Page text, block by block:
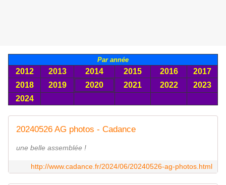
Par année
2012 2013 2014 2015 2016
2017
2018
2019 2020 2021 2022
2023
2024
20240526 AG photos - Cadance
une belle assemblée !
http://www.cadance.fr/2024/06/20240526-ag-photos.html